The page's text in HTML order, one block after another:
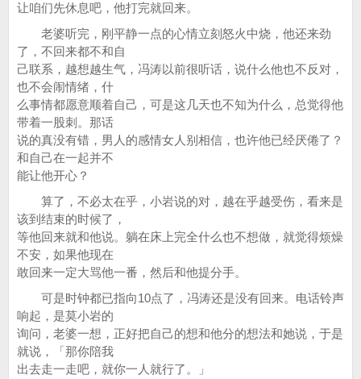
让咱们先休息吧，他打完就回来。
老婆听完，刚平静一点的心情立刻怒火中烧，他还来劲
了，不回来都不和自
己联系，越想越生气，冯涛以前很听话，说什么他也不反对，
也不会闹情绪，什
么事情都愿意顺着自己，可是这几天也不知为什么，总觉得他
带着一股刺。那话
说的真没有错，男人的感情女人别相信，也许他已经厌倦了？
和自己在一起并不
能让他开心？
算了，不必太在乎，小岩说的对，越在乎越受伤，看来是
该到结束的时候了，
等他回来就和他说。躺在床上完全什么也不想做，就觉得烦燥
不安，如果他现在
敢回来一定大骂他一番，然后和他提分手。
可是时钟都已指向10点了，冯涛还是没有回来。电话铃声
响起，是莫小岩的
询问，老婆一想，正好把自己的想和他分的想法和她说，于是
就说，「那你陪我
出去走一走吧，就你一人就行了。」